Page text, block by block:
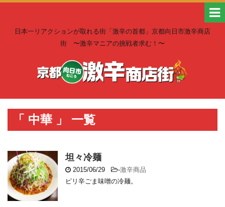
日本一リアクションが取れる街「激辛の首都」京都向日市激辛商店
街 〜激辛マニアの挑戦者求む！〜
「 中華 」 一覧
坦々冷麺
2015/06/29 -激辛商品
ピリ辛ごま味噌の冷麺。